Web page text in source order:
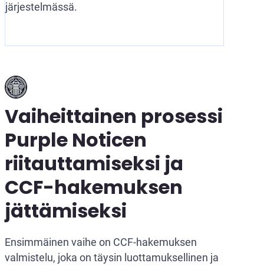
järjestelmässä.
Vaiheittainen prosessi
Purple Noticen
riitauttamiseksi ja
CCF-hakemuksen
jättämiseksi
Ensimmäinen vaihe on CCF-hakemuksen
valmistelu, joka on täysin luottamuksellinen ja